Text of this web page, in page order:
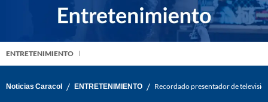
ENTRETENIMIENTO
Noticias Caracol / ENTRETENIMIENTO / Recordado presentador de